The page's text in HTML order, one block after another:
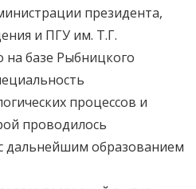
президента,
и ПГУ им. Т.Г.
базе Рыбницкого
процессов и
проводилось
дальнейшим образованием